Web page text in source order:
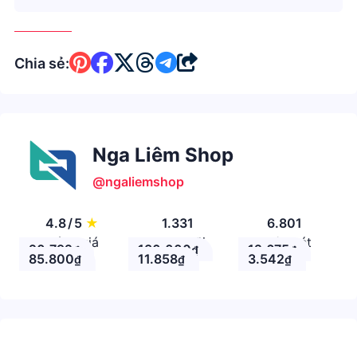
Chia sẻ:
Nga Liêm Shop
@ngaliemshop
4.8/5 ★
Đánh giá
1.331
Theo Dõi
6.801
Nhận xét
20.792 ₫ 130.000₫ 12.675 ₫
85.800₫ 11.858₫ 3.542₫